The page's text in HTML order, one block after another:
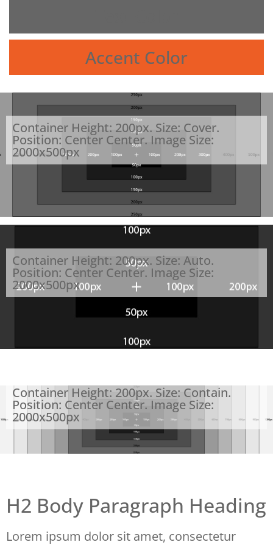
Accent Color
Container Height: 200px. Size: Cover.
Position: Center Center. Image Size:
2000x500px
Container Height: 200px. Size: Auto.
Position: Center Center. Image Size:
2000x500px
Container Height: 200px. Size: Contain.
Position: Center Center. Image Size:
2000x500px
H2 Body Paragraph Heading
Lorem ipsum dolor sit amet, consectetur